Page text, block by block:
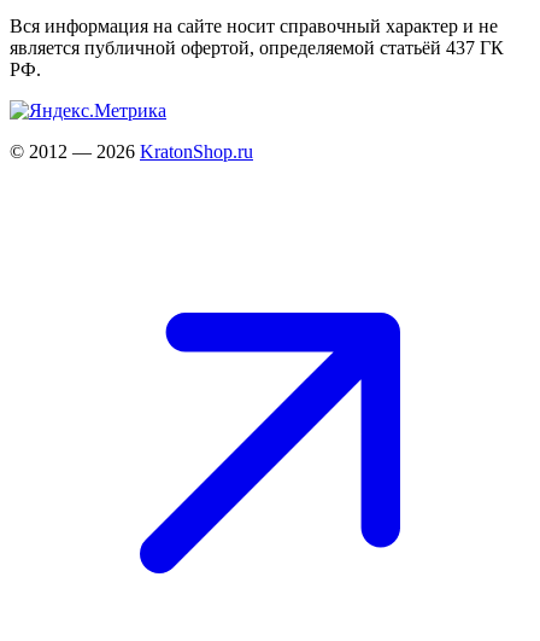
Вся информация на сайте носит справочный характер и не
является публичной офертой, определяемой статьёй 437 ГК
РФ.
© 2012 — 2026 KratonShop.ru